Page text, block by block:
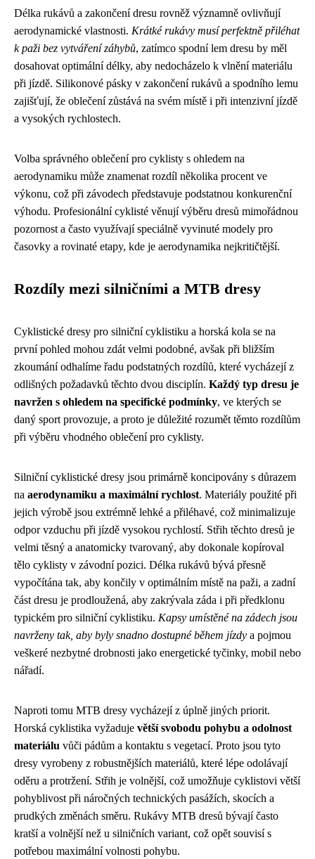
Délka rukávů a zakončení dresu rovněž významně ovlivňují
aerodynamické vlastnosti. Krátké rukávy musí perfektně přiléhat
k paži bez vytváření záhybů, zatímco spodní lem dresu by měl
dosahovat optimální délky, aby nedocházelo k vlnění materiálu
při jízdě. Silikonové pásky v zakončení rukávů a spodního lemu
zajišťují, že oblečení zůstává na svém místě i při intenzivní jízdě
a vysokých rychlostech.
Volba správného oblečení pro cyklisty s ohledem na
aerodynamiku může znamenat rozdíl několika procent ve
výkonu, což při závodech představuje podstatnou konkurenční
výhodu. Profesionální cyklisté věnují výběru dresů mimořádnou
pozornost a často využívají speciálně vyvinuté modely pro
časovky a rovinaté etapy, kde je aerodynamika nejkritičtější.
Rozdíly mezi silničními a MTB dresy
Cyklistické dresy pro silniční cyklistiku a horská kola se na
první pohled mohou zdát velmi podobné, avšak při bližším
zkoumání odhalíme řadu podstatných rozdílů, které vycházejí z
odlišných požadavků těchto dvou disciplín. Každý typ dresu je
navržen s ohledem na specifické podmínky, ve kterých se
daný sport provozuje, a proto je důležité rozumět těmto rozdílům
při výběru vhodného oblečení pro cyklisty.
Silniční cyklistické dresy jsou primárně koncipovány s důrazem
na aerodynamiku a maximální rychlost. Materiály použité při
jejich výrobě jsou extrémně lehké a přiléhavé, což minimalizuje
odpor vzduchu při jízdě vysokou rychlostí. Střih těchto dresů je
velmi těsný a anatomicky tvarovaný, aby dokonale kopíroval
tělo cyklisty v závodní pozici. Délka rukávů bývá přesně
vypočítána tak, aby končily v optimálním místě na paži, a zadní
část dresu je prodloužená, aby zakrývala záda i při předklonu
typickém pro silniční cyklistiku. Kapsy umístěné na zádech jsou
navrženy tak, aby byly snadno dostupné během jízdy a pojmou
veškeré nezbytné drobnosti jako energetické tyčinky, mobil nebo
nářadí.
Naproti tomu MTB dresy vycházejí z úplně jiných priorit.
Horská cyklistika vyžaduje větší svobodu pohybu a odolnost
materiálu vůči pádům a kontaktu s vegetací. Proto jsou tyto
dresy vyrobeny z robustnějších materiálů, které lépe odolávají
oděru a protržení. Střih je volnější, což umožňuje cyklistovi větší
pohyblivost při náročných technických pasážích, skocích a
prudkých změnách směru. Rukávy MTB dresů bývají často
kratší a volnější než u silničních variant, což opět souvisí s
potřebou maximální volnosti pohybu.